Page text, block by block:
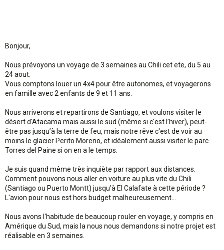
Bonjour,
Nous prévoyons un voyage de 3 semaines au Chili cet ete, du 5 au
24 aout.
Vous comptons louer un 4x4 pour être autonomes, et voyagerons
en famille avec 2 enfants de 9 et 11 ans.
Nous arriverons et repartirons de Santiago, et voulons visiter le
désert d'Atacama mais aussi le sud (même si c'est l’hiver), peut-
être pas jusqu’à la terre de feu, mais notre rêve c'est de voir au
moins le glacier Perito Moreno, et idéalement aussi visiter le parc
Torres del Paine si on en a le temps.
Je suis quand même très inquiète par rapport aux distances.
Comment pouvons nous aller en voiture au plus vite du Chili
(Santiago ou Puerto Montt) jusqu’à El Calafate à cette période ?
L'avion pour nous est hors budget malheureusement...
Nous avons l'habitude de beaucoup rouler en voyage, y compris en
Amérique du Sud, mais la nous nous demandons si notre projet est
réalisable en 3 semaines.